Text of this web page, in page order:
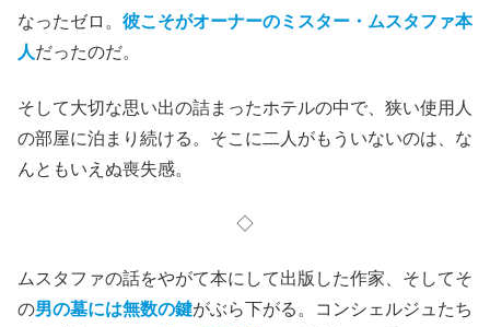
なったゼロ。 彼こそがオーナーのミスター・ムスタファ本
人だったのだ。
そして大切な思い出の詰まったホテルの中で、狭い使用人
の部屋に泊まり続ける。そこに二人がもういないのは、な
んともいえぬ喪失感。
◇
ムスタファの話をやがて本にして出版した作家、そしてそ
の男の墓には無数の鍵がぶら下がる。コンシェルジュたち